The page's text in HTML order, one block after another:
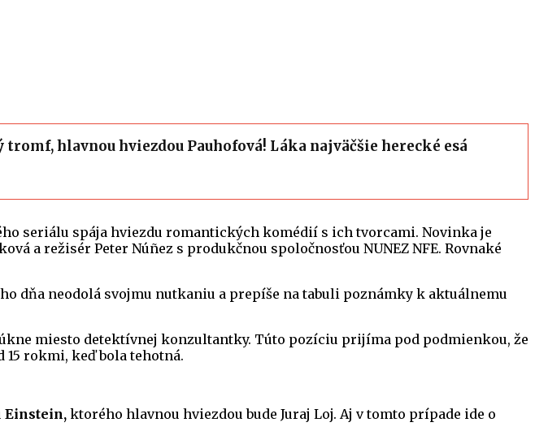
hlavnou hviezdou Pauhofová! Láka najväčšie herecké esá
seriálu spája hviezdu romantických komédií s ich tvorcami. Novinka je
a režisér Peter Núñez s produkčnou spoločnosťou NUNEZ NFE. Rovnaké
dňa neodolá svojmu nutkaniu a prepíše na tabuli poznámky k aktuálnemu
miesto detektívnej konzultantky. Túto pozíciu prijíma pod podmienkou, že
rokmi, keď bola tehotná.
Einstein, ktorého hlavnou hviezdou bude Juraj Loj. Aj v tomto prípade ide o